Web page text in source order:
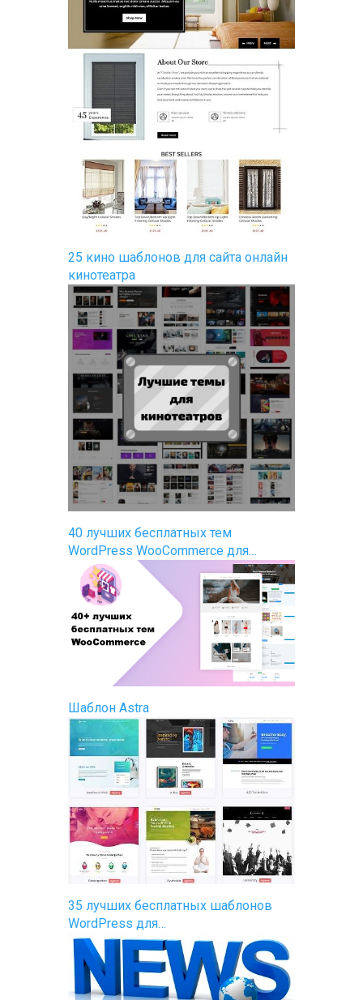
25 кино шаблонов для сайта онлайн
кинотеатра
40 лучших бесплатных тем
WordPress WooCommerce для…
Шаблон Astra
35 лучших бесплатных шаблонов
WordPress для…